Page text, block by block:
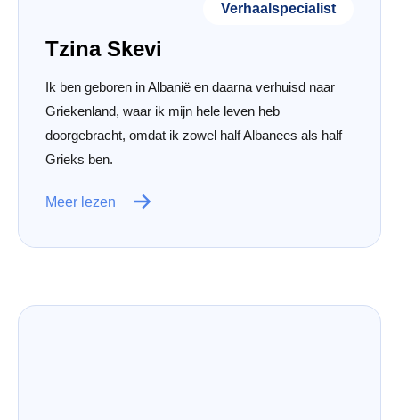
Verhaalspecialist
Tzina Skevi
Ik ben geboren in Albanië en daarna verhuisd naar
Griekenland, waar ik mijn hele leven heb
doorgebracht, omdat ik zowel half Albanees als half
Grieks ben.
Meer lezen